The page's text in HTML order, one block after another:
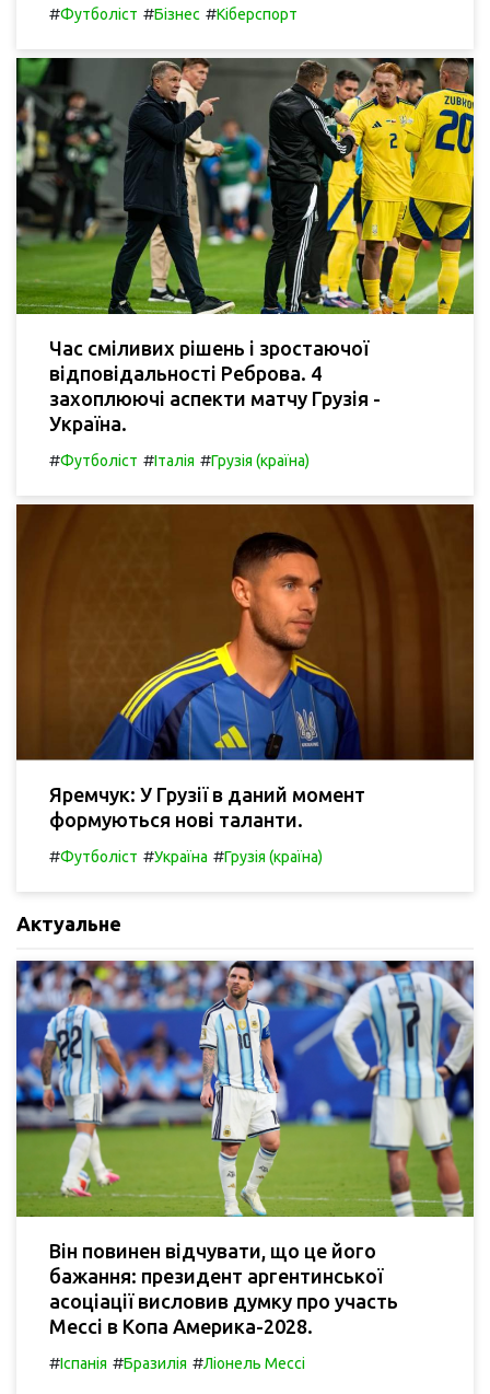
#Футболіст #Бізнес #Кіберспорт
Час сміливих рішень і зростаючої
відповідальності Реброва. 4
захоплюючі аспекти матчу Грузія -
Україна.
#Футболіст #Італія #Грузія (країна)
Яремчук: У Грузії в даний момент
формуються нові таланти.
#Футболіст #Україна #Грузія (країна)
Актуальне
Він повинен відчувати, що це його
бажання: президент аргентинської
асоціації висловив думку про участь
Мессі в Копа Америка-2028.
#Іспанія #Бразилія #Ліонель Мессі